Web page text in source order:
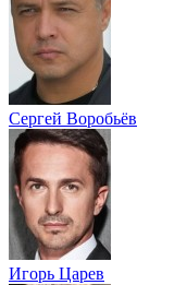
Сергей Воробьёв
Игорь Царев